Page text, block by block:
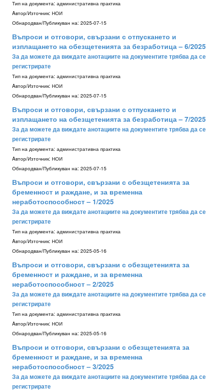
Тип на документа: административна практика
Aвтор/Източник: НОИ
Обнародван/Публикуван на: 2025-07-15
Въпроси и отговори, свързани с отпускането и
изплащането на обезщетенията за безработица – 6/2025
За да можете да виждате анотациите на документите трябва да се
регистрирате
Тип на документа: административна практика
Aвтор/Източник: НОИ
Обнародван/Публикуван на: 2025-07-15
Въпроси и отговори, свързани с отпускането и
изплащането на обезщетенията за безработица – 7/2025
За да можете да виждате анотациите на документите трябва да се
регистрирате
Тип на документа: административна практика
Aвтор/Източник: НОИ
Обнародван/Публикуван на: 2025-07-15
Въпроси и отговори, свързани с обезщетенията за
бременност и раждане, и за временна
неработоспособност – 1/2025
За да можете да виждате анотациите на документите трябва да се
регистрирате
Тип на документа: административна практика
Aвтор/Източник: НОИ
Обнародван/Публикуван на: 2025-05-16
Въпроси и отговори, свързани с обезщетенията за
бременност и раждане, и за временна
неработоспособност – 2/2025
За да можете да виждате анотациите на документите трябва да се
регистрирате
Тип на документа: административна практика
Aвтор/Източник: НОИ
Обнародван/Публикуван на: 2025-05-16
Въпроси и отговори, свързани с обезщетенията за
бременност и раждане, и за временна
неработоспособност – 3/2025
За да можете да виждате анотациите на документите трябва да се
регистрирате